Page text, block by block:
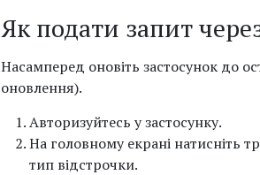
Як подати запит
Насамперед оновіть застосунок до
оновлення).
Авторизуйтесь у застосунку.
На головному екрані натисніть
тип відстрочки.